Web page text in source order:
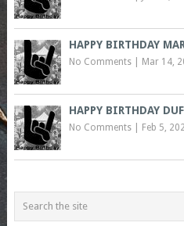
HAPPY BIRTHDAY
No Comments| Mar 14,
HAPPY BIRTHDAY
No Comments| Feb 5,